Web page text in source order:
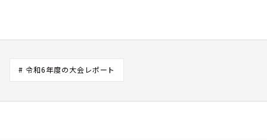
# 令和6年度の大会レポート